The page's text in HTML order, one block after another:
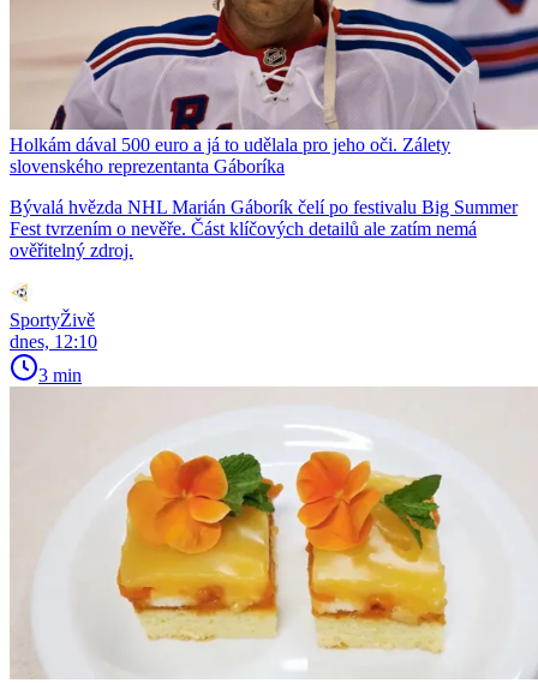
Holkám dával 500 euro a já to udělala pro jeho oči. Zálety
slovenského reprezentanta Gáboríka
Bývalá hvězda NHL Marián Gáborík čelí po festivalu Big Summer
Fest tvrzením o nevěře. Část klíčových detailů ale zatím nemá
ověřitelný zdroj.
SportyŽivě
dnes, 12:10
3 min